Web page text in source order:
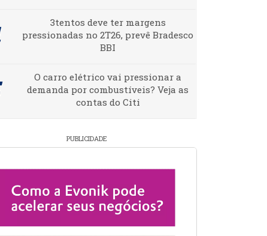
3tentos deve ter margens
pressionadas no 2T26, prevê Bradesco
BBI
O carro elétrico vai pressionar a
demanda por combustíveis? Veja as
contas do Citi
PUBLICIDADE